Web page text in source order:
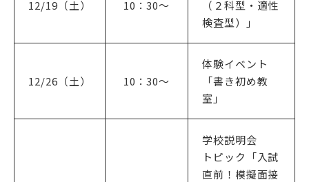
12/19（土） 10：30〜
（２科型・適性
検査型）」
12/26（土） 10：30〜
体験イベント
「書き初め教
室」
学校説明会
トピック「入試
直前！模擬面接